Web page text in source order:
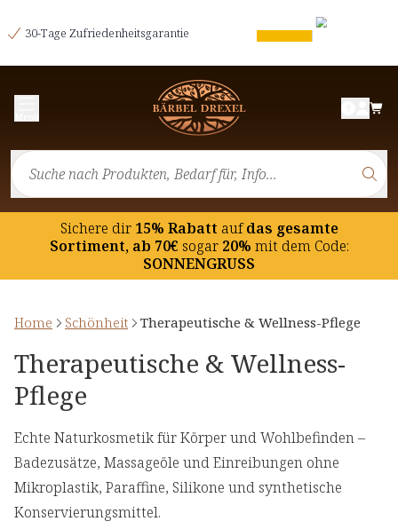
30-Tage Zufriedenheitsgarantie
Sichere dir15% Rabatt aufdas gesamte
Sortiment, ab 70€ sogar20% mit dem Code:
SONNENGRUSS
Home Schönheit Therapeutische & Wellness-Pflege
Therapeutische & Wellness-
Pflege
Echte Naturkosmetik für Körper und Wohlbefinden –
Badezusätze, Massageöle und Einreibungen ohne
Mikroplastik, Paraffine, Silikone und synthetische
Konservierungsmittel.